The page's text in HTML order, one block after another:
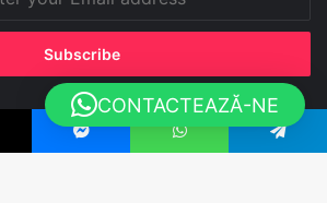
- Agentie de Marketing
Messenger WhatsApp Telegram
CONTACTEAZĂ-NE